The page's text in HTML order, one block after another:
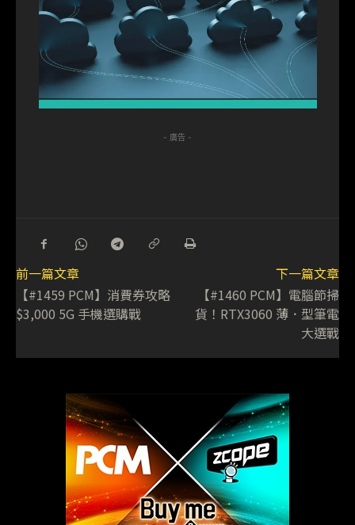
- 廣告 -
前一篇文章
【#1459 PCM】消費券攻略
$3,000 5G 手機選購戰
下一篇文章
【#1460 PCM】電腦節掃
貨！RTX3060 薄．型筆電
大選戰